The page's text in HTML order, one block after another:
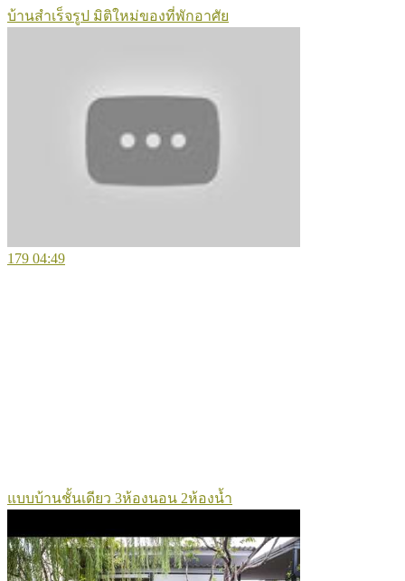
บ้านสำเร็จรูป มิติใหม่ของที่พักอาศัย
179 04:49
แบบบ้านชั้นเดียว 3ห้องนอน 2ห้องน้ำ